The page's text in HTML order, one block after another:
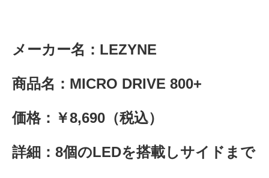
メーカー名：LEZYNE
商品名：MICRO DRIVE 800+
価格：￥8,690（税込）
詳細：8個のLEDを搭載しサイドまで